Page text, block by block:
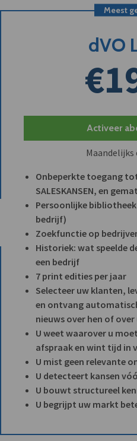
Meest
dVO
Activeer
Onbeperkte toegang
SALESKANSEN, en
Persoonlijke
bedrijf)
Zoekfunctie op
Historiek: wat speelde
een bedrijf
7 print edities per jaar
Selecteer uw klanten,
en ontvang
nieuws over hen of
U weet waarover u
afspraak en wint tijd in
U mist geen relevante
U detecteert kansen
U bouwt structureel
U begrijpt uw markt